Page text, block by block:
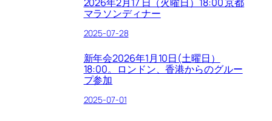
マラソンディナー
2025-07-28
新年会2026年1月10日(土曜日）
18:00。ロンドン、香港からのグルー
プ参加
2025-07-01